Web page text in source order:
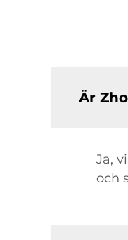
Är
Ja,
och